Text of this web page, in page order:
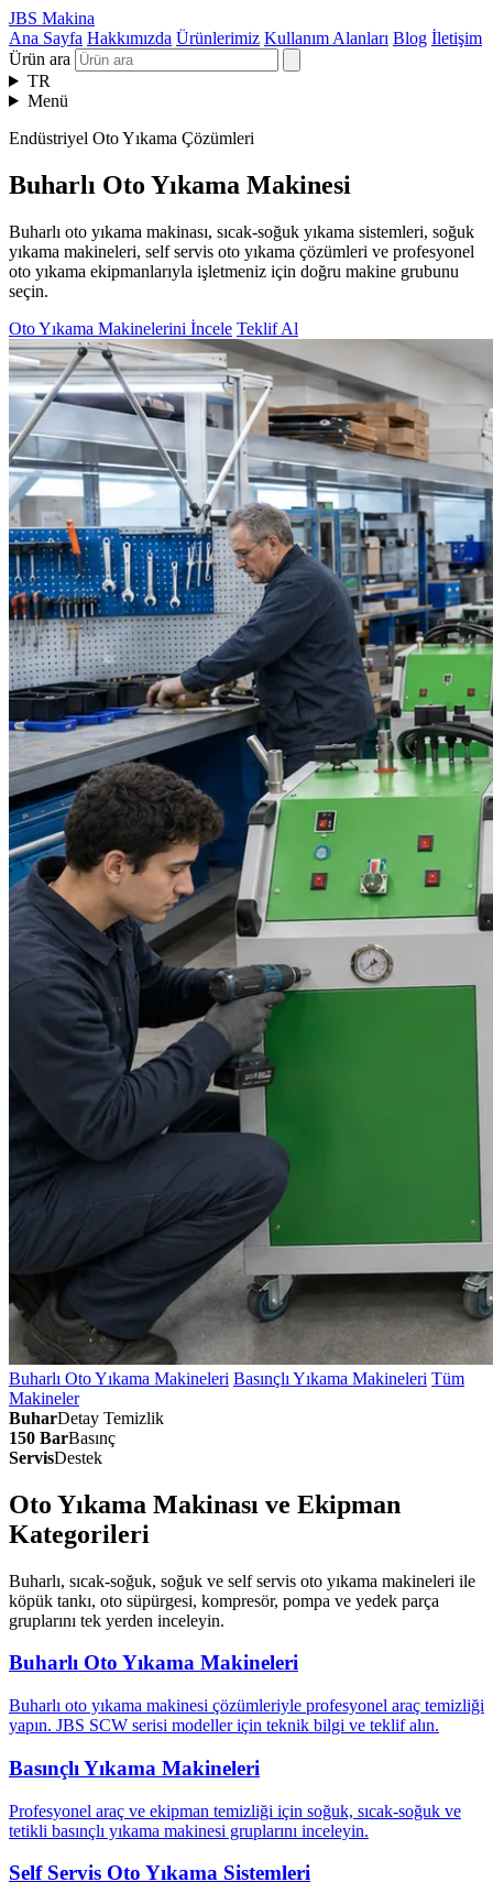
JBS Makina
Ana Sayfa Hakkımızda Ürünlerimiz Kullanım Alanları Blog İletişim
Ürün ara
TR
Menü
Endüstriyel Oto Yıkama Çözümleri
Buharlı Oto Yıkama Makinesi
Buharlı oto yıkama makinası, sıcak-soğuk yıkama sistemleri, soğuk
yıkama makineleri, self servis oto yıkama çözümleri ve profesyonel
oto yıkama ekipmanlarıyla işletmeniz için doğru makine grubunu
seçin.
Oto Yıkama Makinelerini İncele Teklif Al
Buharlı Oto Yıkama Makineleri Basınçlı Yıkama Makineleri Tüm
Makineler
BuharDetay Temizlik
150 BarBasınç
ServisDestek
Oto Yıkama Makinası ve Ekipman
Kategorileri
Buharlı, sıcak-soğuk, soğuk ve self servis oto yıkama makineleri ile
köpük tankı, oto süpürgesi, kompresör, pompa ve yedek parça
gruplarını tek yerden inceleyin.
Buharlı Oto Yıkama Makineleri
Buharlı oto yıkama makinesi çözümleriyle profesyonel araç temizliği
yapın. JBS SCW serisi modeller için teknik bilgi ve teklif alın.
Basınçlı Yıkama Makineleri
Profesyonel araç ve ekipman temizliği için soğuk, sıcak-soğuk ve
tetikli basınçlı yıkama makinesi gruplarını inceleyin.
Self Servis Oto Yıkama Sistemleri